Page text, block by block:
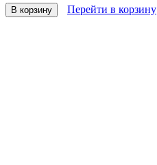
В корзину Перейти в корзину